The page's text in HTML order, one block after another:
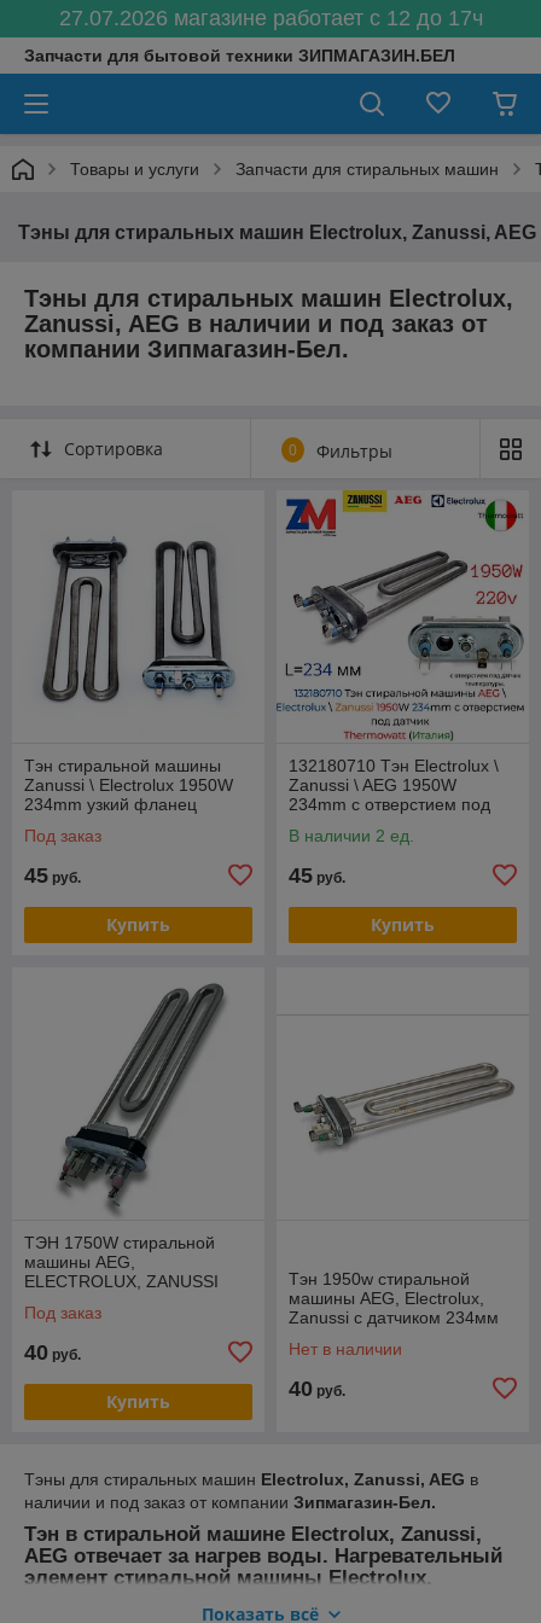
27.07.2026 магазине работает с 12 до 17ч
Запчасти для бытовой техники ЗИПМАГАЗИН.БЕЛ
Товары и услуги Запчасти для стиральных машин
Тэны для стиральных машин Electrolux, Zanussi, AEG
Тэны для стиральных машин Electrolux,
Zanussi, AEG в наличии и под заказ от
компании Зипмагазин-Бел.
Сортировка 0 Фильтры
Тэн стиральной машины
Zanussi \ Electrolux 1950W
234mm узкий фланец
Под заказ
45 руб.
Купить
132180710 Тэн Electrolux \
Zanussi \ AEG 1950W
234mm c отверстием под
В наличии 2 ед.
45 руб.
Купить
ТЭН 1750W стиральной
машины AEG,
ELECTROLUX, ZANUSSI
(1325551206)
Под заказ
40 руб.
Купить
Тэн 1950w стиральной
машины AEG, Electrolux,
Zanussi c датчиком 234мм
Нет в наличии
40 руб.
Тэны для стиральных машин Electrolux, Zanussi, AEG в
наличии и под заказ от компании Зипмагазин-Бел.
Тэн в стиральной машине Electrolux, Zanussi,
AEG отвечает за нагрев воды. Нагревательный
элемент стиральной машины Electrolux,
Показать всё